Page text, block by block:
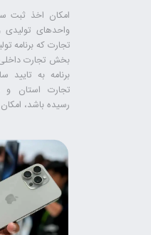
امکان اخذ ثبت
واحدهای
بخش تجارت
برنامه به
تجارت استان و
رسیده باشد،